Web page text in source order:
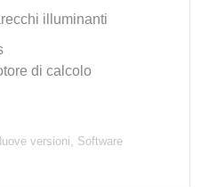
illuminanti
di calcolo
versioni
Software